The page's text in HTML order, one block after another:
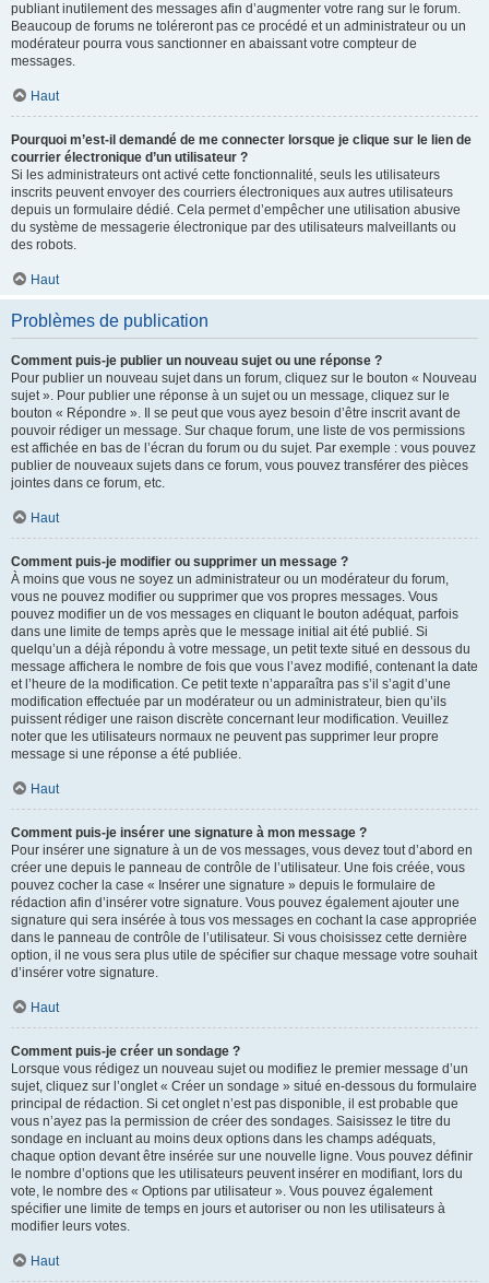
publiant inutilement des messages afin d’augmenter votre rang sur le forum.
Beaucoup de forums ne toléreront pas ce procédé et un administrateur ou un
modérateur pourra vous sanctionner en abaissant votre compteur de
messages.
Haut
Pourquoi m’est-il demandé de me connecter lorsque je clique sur le lien de
courrier électronique d’un utilisateur ?
Si les administrateurs ont activé cette fonctionnalité, seuls les utilisateurs
inscrits peuvent envoyer des courriers électroniques aux autres utilisateurs
depuis un formulaire dédié. Cela permet d’empêcher une utilisation abusive
du système de messagerie électronique par des utilisateurs malveillants ou
des robots.
Haut
Problèmes de publication
Comment puis-je publier un nouveau sujet ou une réponse ?
Pour publier un nouveau sujet dans un forum, cliquez sur le bouton « Nouveau
sujet ». Pour publier une réponse à un sujet ou un message, cliquez sur le
bouton « Répondre ». Il se peut que vous ayez besoin d’être inscrit avant de
pouvoir rédiger un message. Sur chaque forum, une liste de vos permissions
est affichée en bas de l’écran du forum ou du sujet. Par exemple : vous pouvez
publier de nouveaux sujets dans ce forum, vous pouvez transférer des pièces
jointes dans ce forum, etc.
Haut
Comment puis-je modifier ou supprimer un message ?
À moins que vous ne soyez un administrateur ou un modérateur du forum,
vous ne pouvez modifier ou supprimer que vos propres messages. Vous
pouvez modifier un de vos messages en cliquant le bouton adéquat, parfois
dans une limite de temps après que le message initial ait été publié. Si
quelqu’un a déjà répondu à votre message, un petit texte situé en dessous du
message affichera le nombre de fois que vous l’avez modifié, contenant la date
et l’heure de la modification. Ce petit texte n’apparaîtra pas s’il s’agit d’une
modification effectuée par un modérateur ou un administrateur, bien qu’ils
puissent rédiger une raison discrète concernant leur modification. Veuillez
noter que les utilisateurs normaux ne peuvent pas supprimer leur propre
message si une réponse a été publiée.
Haut
Comment puis-je insérer une signature à mon message ?
Pour insérer une signature à un de vos messages, vous devez tout d’abord en
créer une depuis le panneau de contrôle de l’utilisateur. Une fois créée, vous
pouvez cocher la case « Insérer une signature » depuis le formulaire de
rédaction afin d’insérer votre signature. Vous pouvez également ajouter une
signature qui sera insérée à tous vos messages en cochant la case appropriée
dans le panneau de contrôle de l’utilisateur. Si vous choisissez cette dernière
option, il ne vous sera plus utile de spécifier sur chaque message votre souhait
d’insérer votre signature.
Haut
Comment puis-je créer un sondage ?
Lorsque vous rédigez un nouveau sujet ou modifiez le premier message d’un
sujet, cliquez sur l’onglet « Créer un sondage » situé en-dessous du formulaire
principal de rédaction. Si cet onglet n’est pas disponible, il est probable que
vous n’ayez pas la permission de créer des sondages. Saisissez le titre du
sondage en incluant au moins deux options dans les champs adéquats,
chaque option devant être insérée sur une nouvelle ligne. Vous pouvez définir
le nombre d’options que les utilisateurs peuvent insérer en modifiant, lors du
vote, le nombre des « Options par utilisateur ». Vous pouvez également
spécifier une limite de temps en jours et autoriser ou non les utilisateurs à
modifier leurs votes.
Haut